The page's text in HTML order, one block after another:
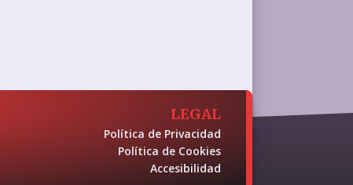
LEGAL
Política de Privacidad
Política de Cookies
Accesibilidad